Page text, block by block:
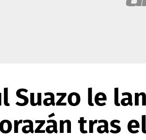
Suazo le
tras